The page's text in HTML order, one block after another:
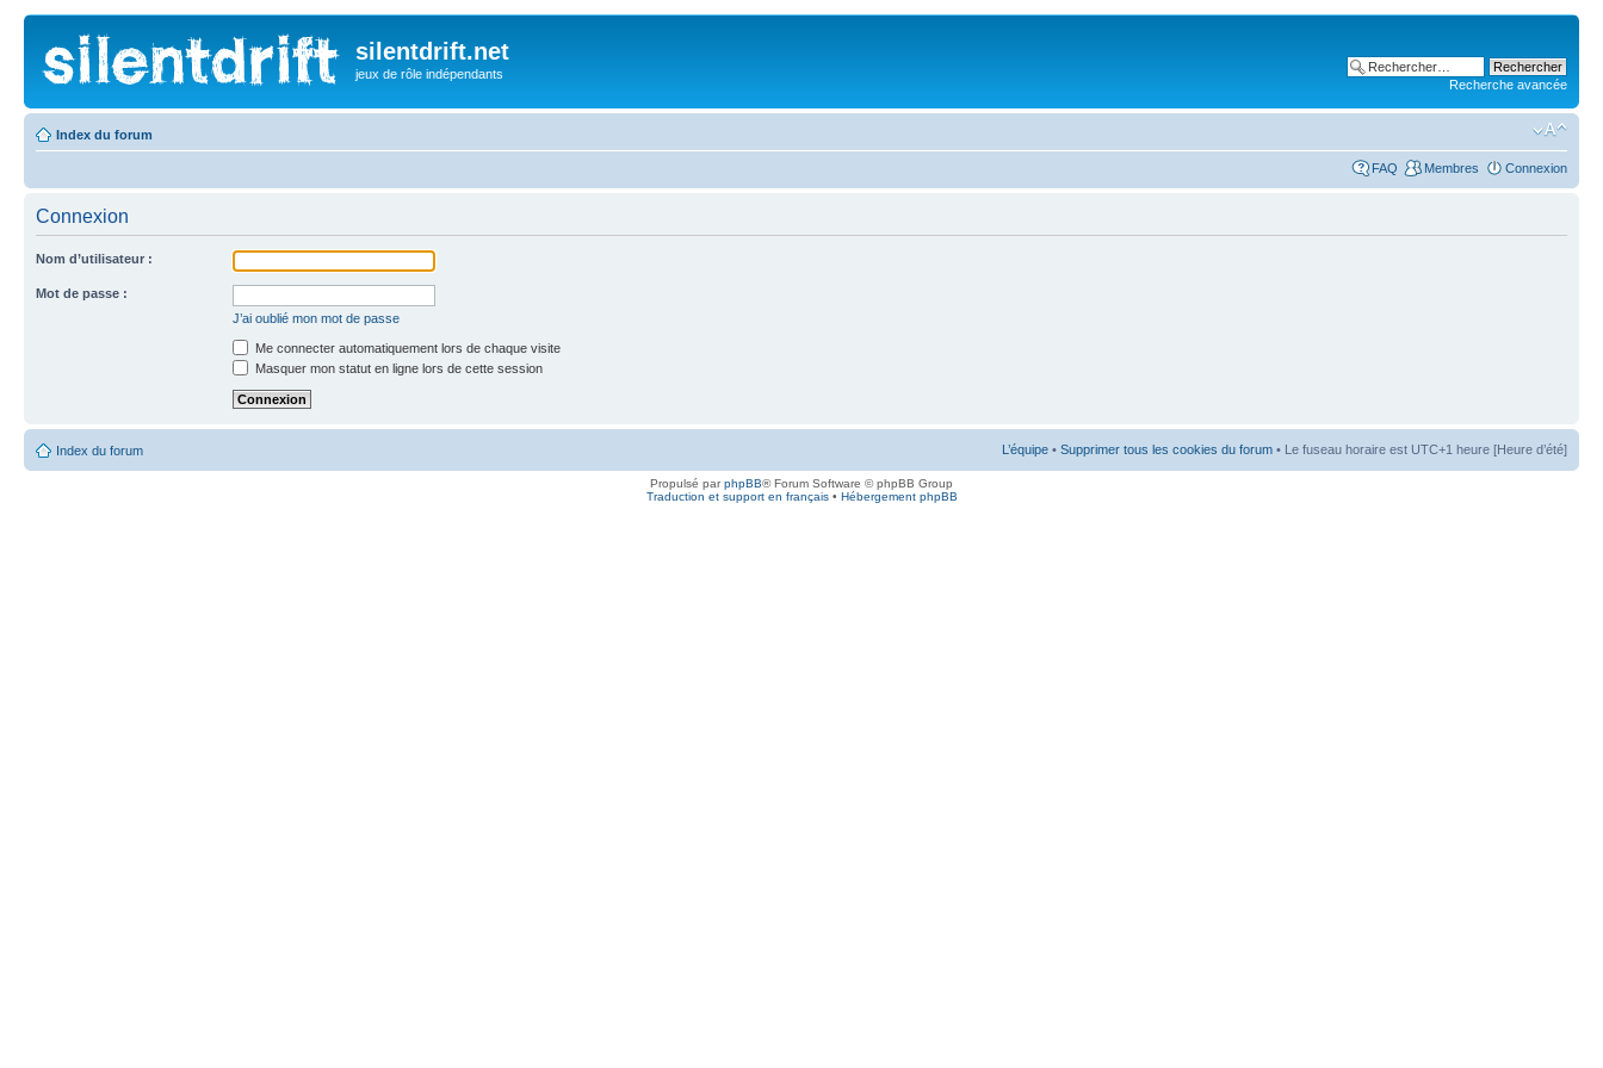
silentdrift.net
jeux de rôle indépendants
Recherche avancée
Index du forum
FAQ Membres Connexion
Connexion
Nom d’utilisateur :
Mot de passe :
J’ai oublié mon mot de passe
Me connecter automatiquement lors de chaque visite
Masquer mon statut en ligne lors de cette session
Index du forum L’équipe • Supprimer tous les cookies du forum • Le fuseau horaire est UTC+1 heure [Heure d’été]
Propulsé parphpBB® Forum Software © phpBB Group
Traduction et support en français• Hébergement phpBB